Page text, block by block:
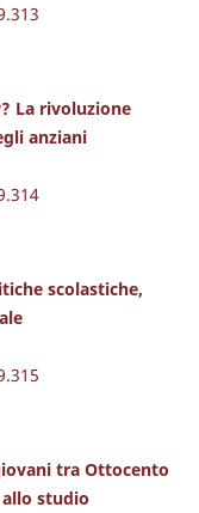
La rivoluzione
anziani
scolastiche,
tra Ottocento
studio